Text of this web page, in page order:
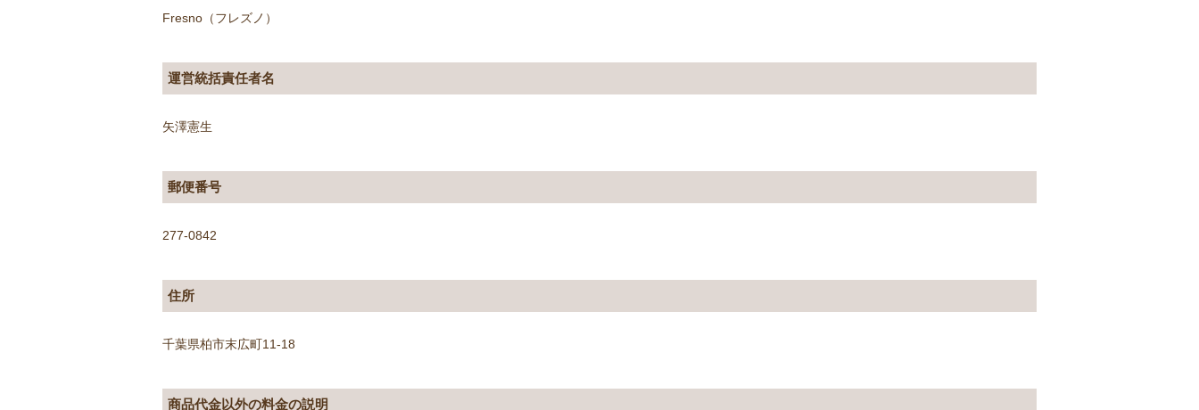
Fresno（フレズノ）
運営統括責任者名
矢澤憲生
郵便番号
277-0842
住所
千葉県柏市末広町11-18
商品代金以外の料金の説明